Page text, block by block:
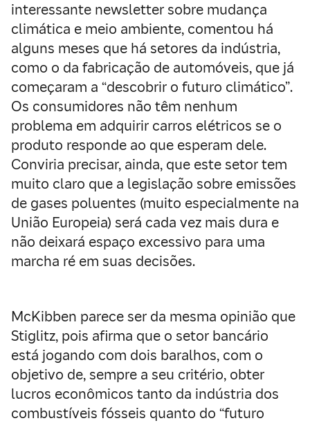
interessante newsletter sobre mudança
climática e meio ambiente, comentou há
alguns meses que há setores da indústria,
como o da fabricação de automóveis, que já
começaram a “descobrir o futuro climático”.
Os consumidores não têm nenhum
problema em adquirir carros elétricos se o
produto responde ao que esperam dele.
Conviria precisar, ainda, que este setor tem
muito claro que a legislação sobre emissões
de gases poluentes (muito especialmente na
União Europeia) será cada vez mais dura e
não deixará espaço excessivo para uma
marcha ré em suas decisões.
McKibben parece ser da mesma opinião que
Stiglitz, pois afirma que o setor bancário
está jogando com dois baralhos, com o
objetivo de, sempre a seu critério, obter
lucros econômicos tanto da indústria dos
combustíveis fósseis quanto do “futuro